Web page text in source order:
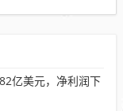
亿美元，净利润下